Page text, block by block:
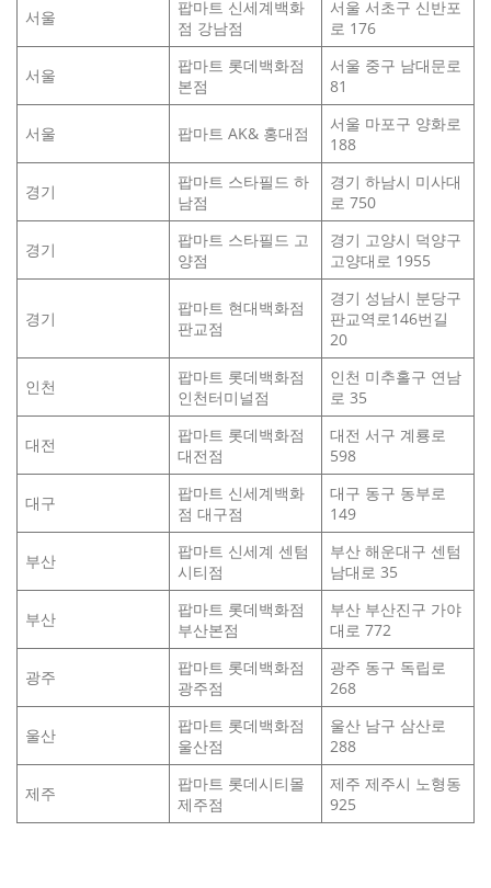
서울
팝마트 신세계백화
점 강남점
서울 서초구 신반포
로 176
서울
팝마트 롯데백화점
본점
서울 중구 남대문로
81
서울 팝마트 AK& 홍대점
서울 마포구 양화로
188
경기
팝마트 스타필드 하
남점
경기 하남시 미사대
로 750
경기
팝마트 스타필드 고
양점
경기 고양시 덕양구
고양대로 1955
경기
팝마트 현대백화점
판교점
경기 성남시 분당구
판교역로146번길
20
인천
팝마트 롯데백화점
인천터미널점
인천 미추홀구 연남
로 35
대전
팝마트 롯데백화점
대전점
대전 서구 계룡로
598
대구
팝마트 신세계백화
점 대구점
대구 동구 동부로
149
부산
팝마트 신세계 센텀
시티점
부산 해운대구 센텀
남대로 35
부산
팝마트 롯데백화점
부산본점
부산 부산진구 가야
대로 772
광주
팝마트 롯데백화점
광주점
광주 동구 독립로
268
울산
팝마트 롯데백화점
울산점
울산 남구 삼산로
288
제주
팝마트 롯데시티몰
제주점
제주 제주시 노형동
925